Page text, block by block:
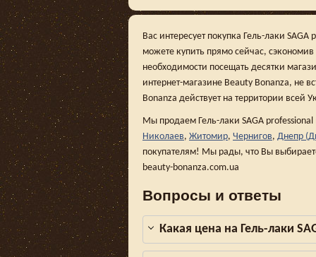
Вас интересует покупка Гель-лаки
можете купить прямо сейчас,
необходимости посещать десятки
интернет-магазине Beauty Bonanza, не
Bonanza действует на территории всей
Мы продаем Гель-лаки SAGA professional
Николаев, Житомир, Чернигов, Днепр
покупателям! Мы рады, что Вы
beauty-bonanza.com.ua
Вопросы и ответы
Какая цена на Гель-лаки